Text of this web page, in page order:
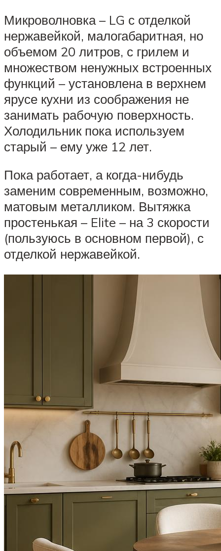
Микроволновка – LG с отделкой
нержавейкой, малогабаритная, но
объемом 20 литров, с грилем и
множеством ненужных встроенных
функций – установлена в верхнем
ярусе кухни из соображения не
занимать рабочую поверхность.
Холодильник пока используем
старый – ему уже 12 лет.
Пока работает, а когда-нибудь
заменим современным, возможно,
матовым металликом. Вытяжка
простенькая – Elite – на 3 скорости
(пользуюсь в основном первой), с
отделкой нержавейкой.